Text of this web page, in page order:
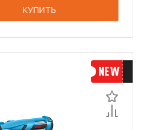
КУПИТЬ